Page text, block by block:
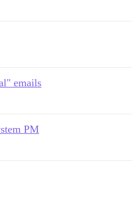
emails
PM